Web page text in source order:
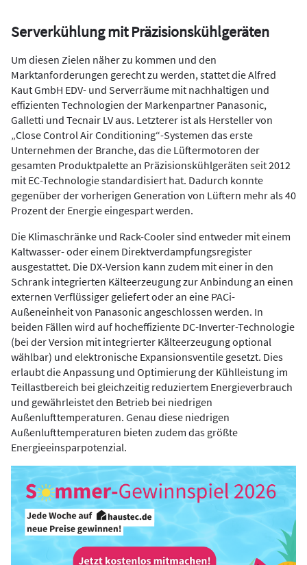
Serverkühlung mit Präzisionskühlgeräten
Um diesen Zielen näher zu kommen und den
Marktanforderungen gerecht zu werden, stattet die Alfred
Kaut GmbH EDV- und Serverräume mit nachhaltigen und
effizienten Technologien der Markenpartner Panasonic,
Galletti und Tecnair LV aus. Letzterer ist als Hersteller von
„Close Control Air Conditioning“-Systemen das erste
Unternehmen der Branche, das die Lüftermotoren der
gesamten Produktpalette an Präzisionskühlgeräten seit 2012
mit EC-Technologie standardisiert hat. Dadurch konnte
gegenüber der vorherigen Generation von Lüftern mehr als 40
Prozent der Energie eingespart werden.
Die Klimaschränke und Rack-Cooler sind entweder mit einem
Kaltwasser- oder einem Direktverdampfungsregister
ausgestattet. Die DX-Version kann zudem mit einer in den
Schrank integrierten Kälteerzeugung zur Anbindung an einen
externen Verflüssiger geliefert oder an eine PACi-
Außeneinheit von Panasonic angeschlossen werden. In
beiden Fällen wird auf hocheffiziente DC-Inverter-Technologie
(bei der Version mit integrierter Kälteerzeugung optional
wählbar) und elektronische Expansionsventile gesetzt. Dies
erlaubt die Anpassung und Optimierung der Kühlleistung im
Teillastbereich bei gleichzeitig reduziertem Energieverbrauch
und gewährleistet den Betrieb bei niedrigen
Außenlufttemperaturen. Genau diese niedrigen
Außenlufttemperaturen bieten zudem das größte
Energieeinsparpotenzial.